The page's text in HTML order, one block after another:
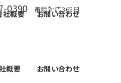
0390 電話対応365日
概要 お問い合わせ
社概要 お問い合わせ